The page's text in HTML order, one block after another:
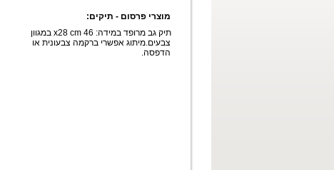
מוצרי פרסום - תיקים:
תיק גב מרופד במידה: x28 cm 46 במגוון
צבעים.מיתוג אפשרי ברקמה צבעונית או
הדפסה.